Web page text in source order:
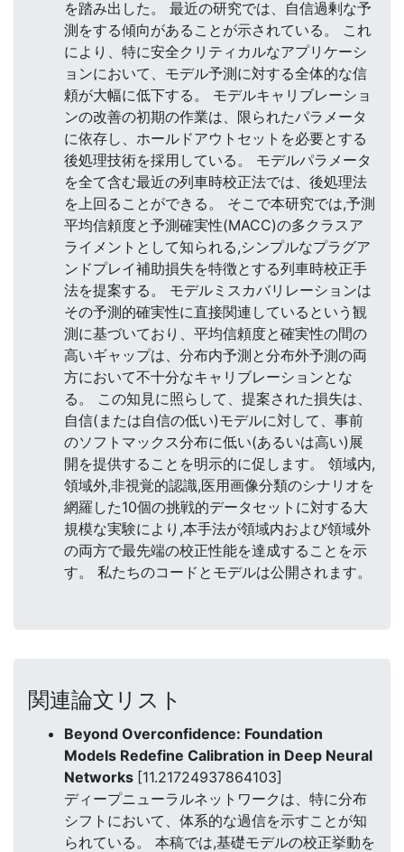
を踏み出した。 最近の研究では、自信過剰な予
測をする傾向があることが示されている。 これ
により、特に安全クリティカルなアプリケーシ
ョンにおいて、モデル予測に対する全体的な信
頼が大幅に低下する。 モデルキャリブレーショ
ンの改善の初期の作業は、限られたパラメータ
に依存し、ホールドアウトセットを必要とする
後処理技術を採用している。 モデルパラメータ
を全て含む最近の列車時校正法では、後処理法
を上回ることができる。 そこで本研究では,予測
平均信頼度と予測確実性(MACC)の多クラスア
ライメントとして知られる,シンプルなプラグア
ンドプレイ補助損失を特徴とする列車時校正手
法を提案する。 モデルミスカバリレーションは
その予測的確実性に直接関連しているという観
測に基づいており、平均信頼度と確実性の間の
高いギャップは、分布内予測と分布外予測の両
方において不十分なキャリブレーションとな
る。 この知見に照らして、提案された損失は、
自信(または自信の低い)モデルに対して、事前
のソフトマックス分布に低い(あるいは高い)展
開を提供することを明示的に促します。 領域内,
領域外,非視覚的認識,医用画像分類のシナリオを
網羅した10個の挑戦的データセットに対する大
規模な実験により,本手法が領域内および領域外
の両方で最先端の校正性能を達成することを示
す。 私たちのコードとモデルは公開されます。
関連論文リスト
Beyond Overconfidence: Foundation
Models Redefine Calibration in Deep Neural
Networks [11.21724937864103]
ディープニューラルネットワークは、特に分布
シフトにおいて、体系的な過信を示すことが知
られている。 本稿では,基礎モデルの校正挙動を